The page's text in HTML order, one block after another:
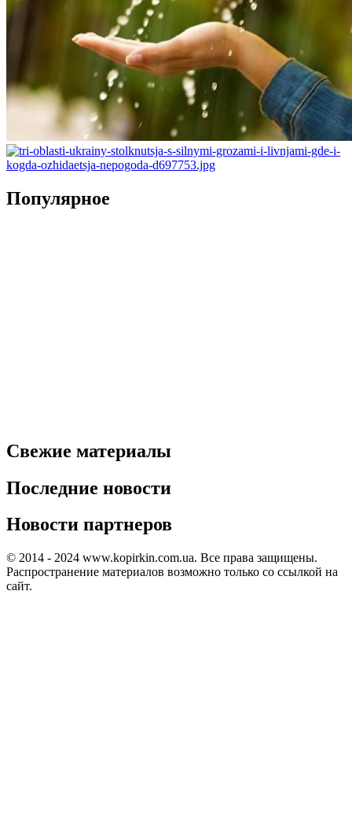
Популярное
Свежие материалы
Последние новости
Новости партнеров
© 2014 - 2024 www.kopirkin.com.ua. Все права защищены.
Распространение материалов возможно только со ссылкой на
сайт.